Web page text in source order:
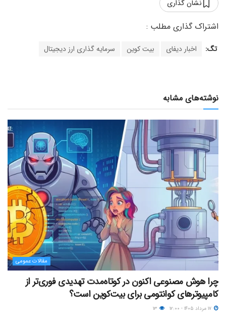
نشان گذاری
تگ: اخبار دیفای بیت کوین سرمایه گذاری ارز دیجیتال
نوشته‌های مشابه
مقالات عمومی
چرا هوش مصنوعی اکنون در کوتاه‌مدت تهدیدی فوری‌تر از
کامپیوترهای کوانتومی برای بیت‌کوین است؟